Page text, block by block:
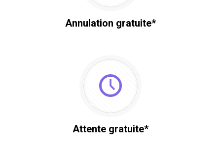
Annulation gratuite*
Attente gratuite*